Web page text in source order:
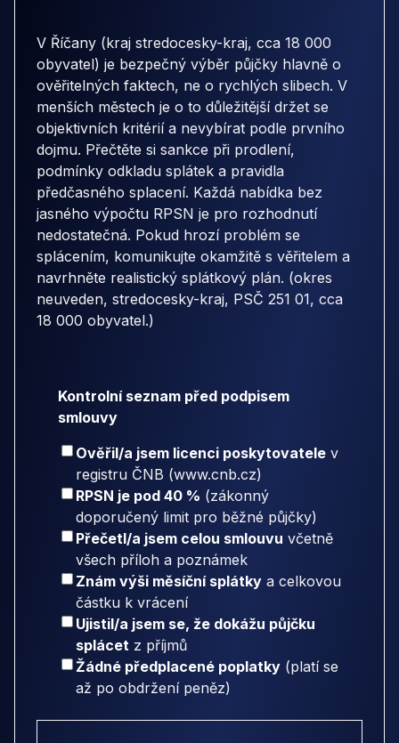
V Říčany (kraj stredocesky-kraj, cca 18 000
obyvatel) je bezpečný výběr půjčky hlavně o
ověřitelných faktech, ne o rychlých slibech. V
menších městech je o to důležitější držet se
objektivních kritérií a nevybírat podle prvního
dojmu. Přečtěte si sankce při prodlení,
podmínky odkladu splátek a pravidla
předčasného splacení. Každá nabídka bez
jasného výpočtu RPSN je pro rozhodnutí
nedostatečná. Pokud hrozí problém se
splácením, komunikujte okamžitě s věřitelem a
navrhněte realistický splátkový plán. (okres
neuveden, stredocesky-kraj, PSČ 251 01, cca
18 000 obyvatel.)
Kontrolní seznam před podpisem
smlouvy
Ověřil/a jsem licenci poskytovatele v
registru ČNB (www.cnb.cz)
RPSN je pod 40 % (zákonný
doporučený limit pro běžné půjčky)
Přečetl/a jsem celou smlouvu včetně
všech příloh a poznámek
Znám výši měsíční splátky a celkovou
částku k vrácení
Ujistil/a jsem se, že dokážu půjčku
splácet z příjmů
Žádné předplacené poplatky (platí se
až po obdržení peněz)